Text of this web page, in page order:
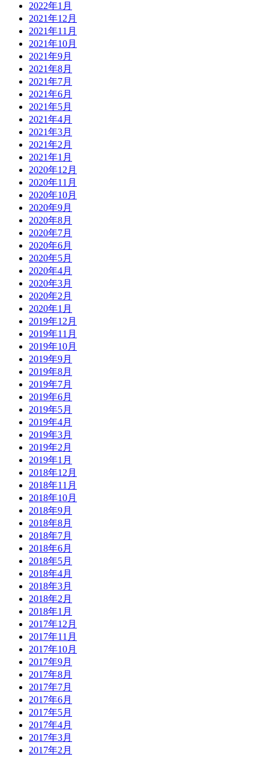
2022年1月
2021年12月
2021年11月
2021年10月
2021年9月
2021年8月
2021年7月
2021年6月
2021年5月
2021年4月
2021年3月
2021年2月
2021年1月
2020年12月
2020年11月
2020年10月
2020年9月
2020年8月
2020年7月
2020年6月
2020年5月
2020年4月
2020年3月
2020年2月
2020年1月
2019年12月
2019年11月
2019年10月
2019年9月
2019年8月
2019年7月
2019年6月
2019年5月
2019年4月
2019年3月
2019年2月
2019年1月
2018年12月
2018年11月
2018年10月
2018年9月
2018年8月
2018年7月
2018年6月
2018年5月
2018年4月
2018年3月
2018年2月
2018年1月
2017年12月
2017年11月
2017年10月
2017年9月
2017年8月
2017年7月
2017年6月
2017年5月
2017年4月
2017年3月
2017年2月